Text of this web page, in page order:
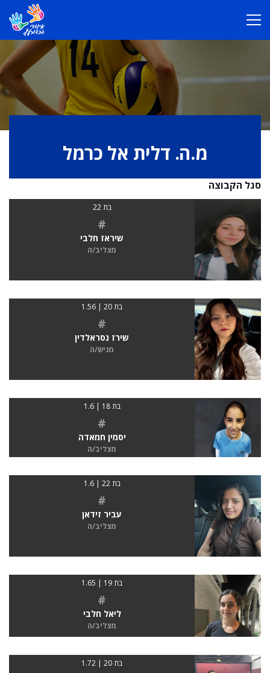
מ.ה. דלית אל כרמל
סגל הקבוצה
בת 22
#
שיראז חלבי
מצליב/ה
בת 20 | 1.56
#
שירז נסראלדין
מגיש/ה
בת 18 | 1.6
#
יסמין חמאדה
מצליב/ה
בת 22 | 1.6
#
עביר זידאן
מצליב/ה
בת 19 | 1.65
#
ליאל חלבי
מצליב/ה
בת 20 | 1.72